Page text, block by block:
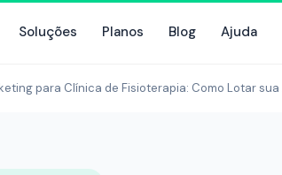
Soluções Planos Blog Ajuda
para Clínica de Fisioterapia: Como Lotar